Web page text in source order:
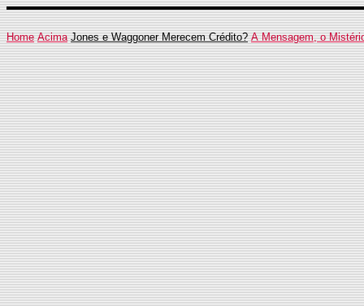
Home Acima Jones e Waggoner Merecem Crédito? A Mensagem, o